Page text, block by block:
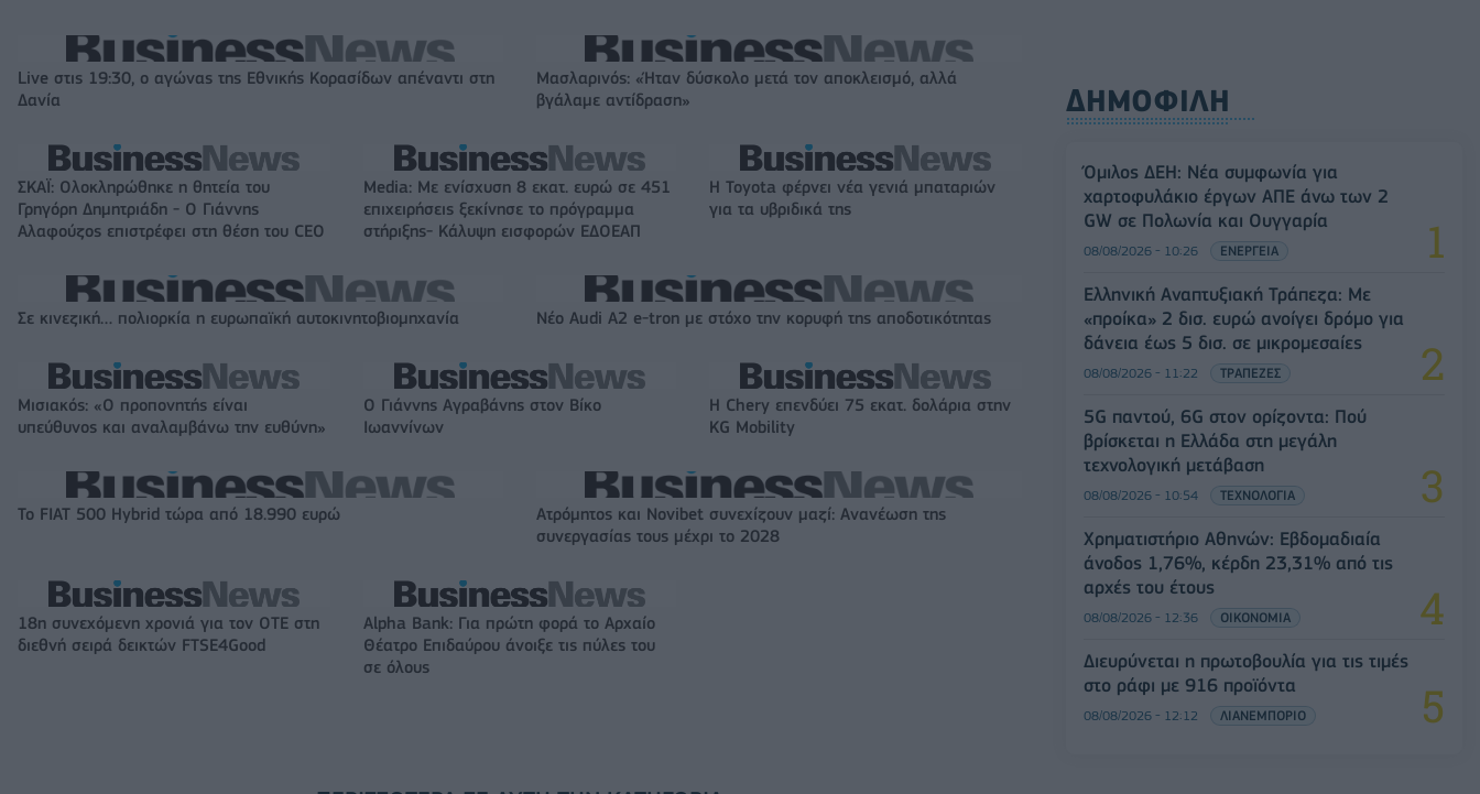
Live στις 19:30, ο αγώνας της Εθνικής Κορασίδων απέναντι στη
Δανία
Μασλαρινός: «Ήταν δύσκολο μετά τον αποκλεισμό, αλλά
βγάλαμε αντίδραση»
ΣΚΑΪ: Ολοκληρώθηκε η θητεία του
Γρηγόρη Δημητριάδη - Ο Γιάννης
Αλαφούζος επιστρέφει στη θέση του CEO
Media: Με ενίσχυση 8 εκατ. ευρώ σε 451
επιχειρήσεις ξεκίνησε το πρόγραμμα
στήριξης- Κάλυψη εισφορών ΕΔΟΕΑΠ
Η Toyota φέρνει νέα γενιά μπαταριών
για τα υβριδικά της
Σε κινεζική… πολιορκία η ευρωπαϊκή αυτοκινητοβιομηχανία Νέο Audi A2 e-tron με στόχο την κορυφή της αποδοτικότητας
Μισιακός: «Ο προπονητής είναι
υπεύθυνος και αναλαμβάνω την ευθύνη»
Ο Γιάννης Αγραβάνης στον Βίκο
Ιωαννίνων
Η Chery επενδύει 75 εκατ. δολάρια στην
KG Mobility
Το FIAT 500 Hybrid τώρα από 18.990 ευρώ
Ατρόμητος και Novibet συνεχίζουν μαζί: Ανανέωση της
συνεργασίας τους μέχρι το 2028
18η συνεχόμενη χρονιά για τον ΟΤΕ στη
διεθνή σειρά δεικτών FTSE4Good
Alpha Bank: Για πρώτη φορά το Αρχαίο
Θέατρο Επιδαύρου άνοιξε τις πύλες του
σε όλους
ΔΗΜΟΦΙΛΗ
Όμιλος ΔΕΗ: Νέα συμφωνία για
χαρτοφυλάκιο έργων ΑΠΕ άνω των 2
GW σε Πολωνία και Ουγγαρία
08/08/2026 - 10:26 ΕΝΕΡΓΕΙΑ
Ελληνική Αναπτυξιακή Τράπεζα: Με
«προίκα» 2 δισ. ευρώ ανοίγει δρόμο για
δάνεια έως 5 δισ. σε μικρομεσαίες
08/08/2026 - 11:22 ΤΡΑΠΕΖΕΣ
5G παντού, 6G στον ορίζοντα: Πού
βρίσκεται η Ελλάδα στη μεγάλη
τεχνολογική μετάβαση
08/08/2026 - 10:54 ΤΕΧΝΟΛΟΓΙΑ
Χρηματιστήριο Αθηνών: Εβδομαδιαία
άνοδος 1,76%, κέρδη 23,31% από τις
αρχές του έτους
08/08/2026 - 12:36 ΟΙΚΟΝΟΜΙΑ
Διευρύνεται η πρωτοβουλία για τις τιμές
στο ράφι με 916 προϊόντα
08/08/2026 - 12:12 ΛΙΑΝΕΜΠΟΡΙΟ